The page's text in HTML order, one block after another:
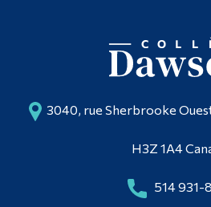
3040, rue Sherbrooke
H3Z 1A4
514 931-